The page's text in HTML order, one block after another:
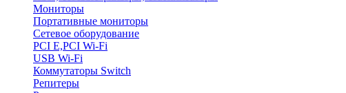
Мониторы
Портативные мониторы
Сетевое оборудование
PCI E,PCI Wi-Fi
USB Wi-Fi
Коммутаторы Switch
Репитеры